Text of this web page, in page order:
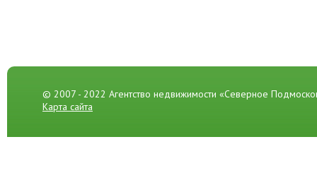
© 2007 - 2022 Агентство недвижимости «Северное
Карта сайта